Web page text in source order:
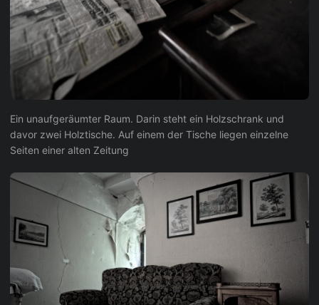
Ein unaufgeräumter Raum. Darin steht ein Holzschrank und
davor zwei Holztische. Auf einem der Tische liegen einzelne
Seiten einer alten Zeitung